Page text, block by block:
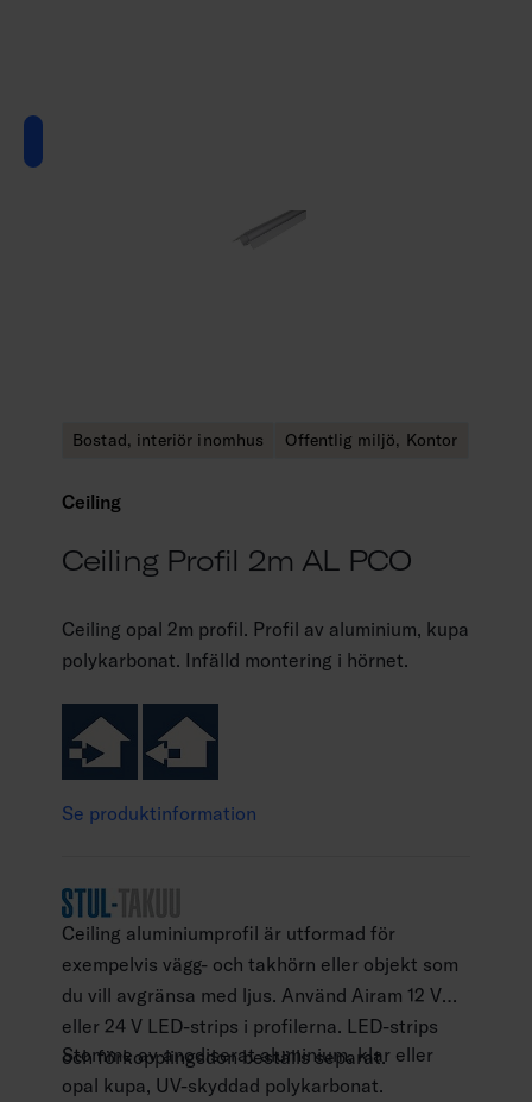
Bostad, interiör inomhus Offentlig miljö, Kontor
Ceiling
Ceiling Profil 2m AL PCO
Ceiling opal 2m profil. Profil av aluminium, kupa
polykarbonat. Infälld montering i hörnet.
Se produktinformation
Ceiling aluminiumprofil är utformad för
exempelvis vägg- och takhörn eller objekt som
du vill avgränsa med ljus. Använd Airam 12 V
eller 24 V LED-strips i profilerna. LED-strips
och förkopplingsdon beställs separat.
Stomme av anodiserat aluminium, klar eller
opal kupa, UV-skyddad polykarbonat.